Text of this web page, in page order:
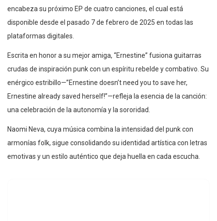
encabeza su próximo EP de cuatro canciones, el cual está
disponible desde el pasado 7 de febrero de 2025 en todas las
plataformas digitales.
Escrita en honor a su mejor amiga, “Ernestine” fusiona guitarras
crudas de inspiración punk con un espíritu rebelde y combativo. Su
enérgico estribillo—”Ernestine doesn’t need you to save her,
Ernestine already saved herself!”—refleja la esencia de la canción:
una celebración de la autonomía y la sororidad.
Naomi Neva, cuya música combina la intensidad del punk con
armonías folk, sigue consolidando su identidad artística con letras
emotivas y un estilo auténtico que deja huella en cada escucha.